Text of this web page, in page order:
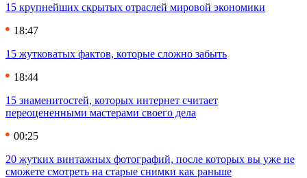
15 крупнейших скрытых отраслей мировой экономики
18:47
15 жутковатых фактов, которые сложно забыть
18:44
15 знаменитостей, которых интернет считает
переоцененными мастерами своего дела
00:25
20 жутких винтажных фотографий, после которых вы уже не
сможете смотреть на старые снимки как раньше